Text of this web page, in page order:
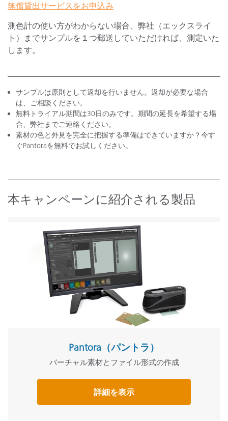
無償貸出サービスをお申込み
測色計の使い方がわからない場合、弊社（エックスライ
ト）までサンプルを１つ郵送していただければ、測定いた
します。
サンプルは原則として返却を行いません。返却が必要な場合
は、ご相談ください。
無料トライアル期間は30日のみです。期間の延長を希望する場
合、弊社までご連絡ください。
素材の色と外見を完全に把握する準備はできていますか？今す
ぐPantoraを無料でお試しください。
本キャンペーンに紹介される製品
Pantora（パントラ）
バーチャル素材とファイル形式の作成
詳細を表示